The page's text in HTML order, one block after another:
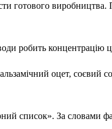
готового
робить
оцет, соєвий
список». За словами